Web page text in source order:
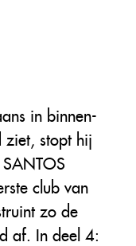
in binnen-
ziet, stopt hij
club van
zo de
af. In deel 4: